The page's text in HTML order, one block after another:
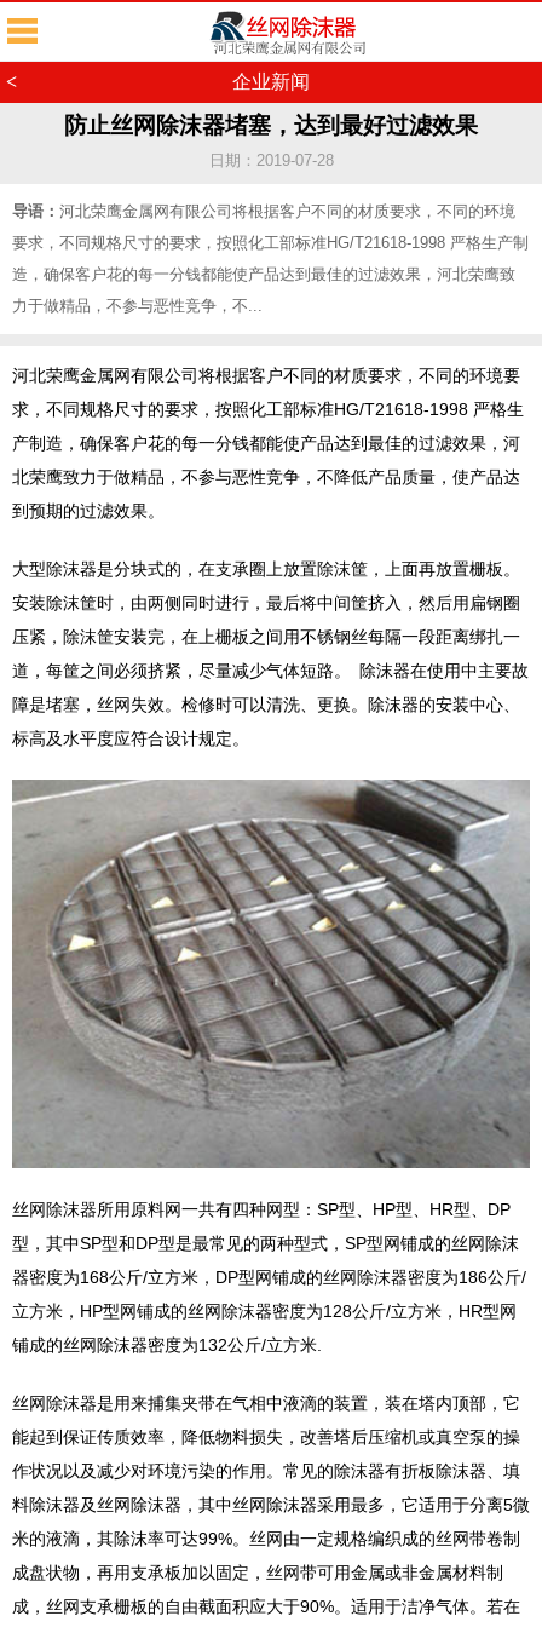
< 企业新闻
防止丝网除沫器堵塞，达到最好过滤效果
日期：2019-07-28
导语： 河北荣鹰金属网有限公司将根据客户不同的材质要求，不同的环境
要求，不同规格尺寸的要求，按照化工部标准HG/T21618-1998 严格生产制
造，确保客户花的每一分钱都能使产品达到最佳的过滤效果，河北荣鹰致
力于做精品，不参与恶性竞争，不...
河北荣鹰金属网有限公司将根据客户不同的材质要求，不同的环境要
求，不同规格尺寸的要求，按照化工部标准HG/T21618-1998 严格生
产制造，确保客户花的每一分钱都能使产品达到最佳的过滤效果，河
北荣鹰致力于做精品，不参与恶性竞争，不降低产品质量，使产品达
到预期的过滤效果。
大型除沫器是分块式的，在支承圈上放置除沫筐，上面再放置栅板。
安装除沫筐时，由两侧同时进行，最后将中间筐挤入，然后用扁钢圈
压紧，除沫筐安装完，在上栅板之间用不锈钢丝每隔一段距离绑扎一
道，每筐之间必须挤紧，尽量减少气体短路。 除沫器在使用中主要故
障是堵塞，丝网失效。检修时可以清洗、更换。除沫器的安装中心、
标高及水平度应符合设计规定。
丝网除沫器所用原料网一共有四种网型：SP型、HP型、HR型、DP
型，其中SP型和DP型是最常见的两种型式，SP型网铺成的丝网除沫
器密度为168公斤/立方米，DP型网铺成的丝网除沫器密度为186公斤/
立方米，HP型网铺成的丝网除沫器密度为128公斤/立方米，HR型网
铺成的丝网除沫器密度为132公斤/立方米.
丝网除沫器是用来捕集夹带在气相中液滴的装置，装在塔内顶部，它
能起到保证传质效率，降低物料损失，改善塔后压缩机或真空泵的操
作状况以及减少对环境污染的作用。常见的除沫器有折板除沫器、填
料除沫器及丝网除沫器，其中丝网除沫器采用最多，它适用于分离5微
米的液滴，其除沫率可达99%。丝网由一定规格编织成的丝网带卷制
成盘状物，再用支承板加以固定，丝网带可用金属或非金属材料制
成，丝网支承栅板的自由截面积应大于90%。适用于洁净气体。若在